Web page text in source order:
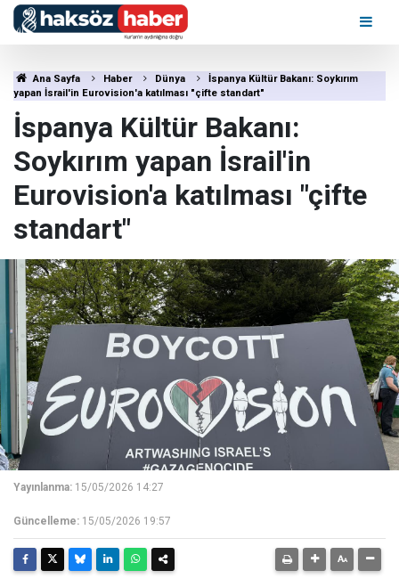
Ana Sayfa Haber Dünya
İspanya Kültür Bakanı: Soykırım
yapan İsrail'in Eurovision'a katılması "çifte standart"
İspanya Kültür Bakanı:
Soykırım yapan İsrail'in
Eurovision'a katılması "çifte
standart"
Yayınlanma: 15/05/2026 14:27
Güncelleme: 15/05/2026 19:57